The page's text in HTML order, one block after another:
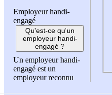
Employeur handi-
engagé
Qu'est-ce qu'un
employeur handi-
engagé ?
Un employeur handi-
engagé est un
employeur reconnu